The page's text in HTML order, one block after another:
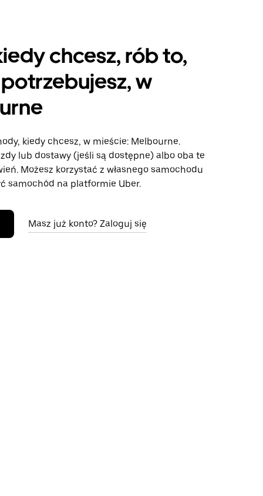
chcesz, rób to,
w
kiedy chcesz, w mieście: Melbourne.
lub dostawy (jeśli są dostępne) albo oba te
Możesz korzystać z własnego samochodu
samochód na platformie Uber.
Masz już konto? Zaloguj się